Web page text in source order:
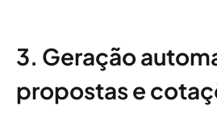
3. Geração
propostas e